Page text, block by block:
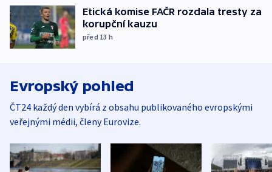
Etická komise FAČR rozdala tresty za
korupční kauzu
před 13 h
Evropský pohled
ČT24 každý den vybírá z obsahu publikovaného evropskými
veřejnými médii, členy Eurovize.